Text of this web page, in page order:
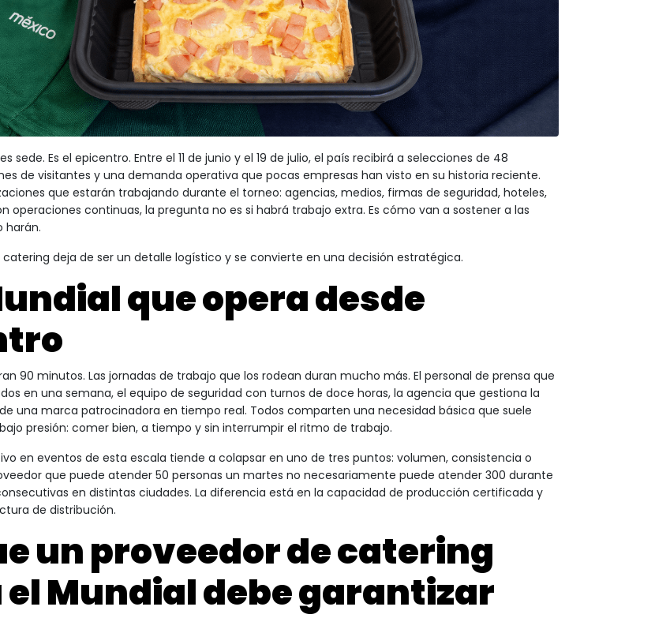
sede. Es el epicentro. Entre el 11 de junio y el 19 de julio, el país recibirá a selecciones de 48
de visitantes y una demanda operativa que pocas empresas han visto en su historia reciente.
que estarán trabajando durante el torneo: agencias, medios, firmas de seguridad, hoteles,
operaciones continuas, la pregunta no es si habrá trabajo extra. Es cómo van a sostener a las
harán.
catering deja de ser un detalle logístico y se convierte en una decisión estratégica.
que opera desde
90 minutos. Las jornadas de trabajo que los rodean duran mucho más. El personal de prensa que
en una semana, el equipo de seguridad con turnos de doce horas, la agencia que gestiona la
una marca patrocinadora en tiempo real. Todos comparten una necesidad básica que suele
presión: comer bien, a tiempo y sin interrumpir el ritmo de trabajo.
en eventos de esta escala tiende a colapsar en uno de tres puntos: volumen, consistencia o
que puede atender 50 personas un martes no necesariamente puede atender 300 durante
en distintas ciudades. La diferencia está en la capacidad de producción certificada y
de distribución.
un proveedor de catering
Mundial debe garantizar